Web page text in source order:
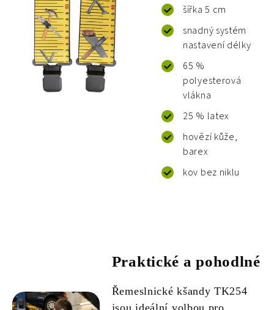
šířka 5 cm
snadný systém
nastavení délky
65 %
polyesterová
vlákna
25 % latex
hovězí kůže,
barex
kov bez niklu
Praktické a pohodlné
Řemeslnické kšandy TK254